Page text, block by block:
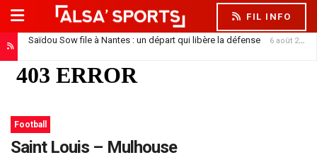
FIL INFO
Saïdou Sow file à Nantes : un départ qui libère la défense 6 août 2026
Football
Saint Louis – Mulhouse